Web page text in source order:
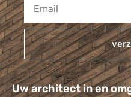
Alternative:
Uw architect in en